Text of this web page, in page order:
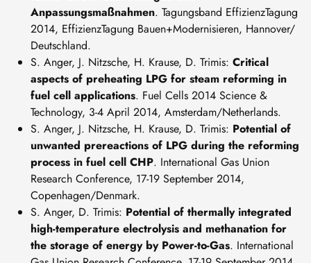
Anpassungsmaßnahmen. Tagungsband EffizienzTagung
2014, EffizienzTagung Bauen+Modernisieren, Hannover/
Deutschland.
S. Anger, J. Nitzsche, H. Krause, D. Trimis: Critical
aspects of preheating LPG for steam reforming in
fuel cell applications. Fuel Cells 2014 Science &
Technology, 3-4 April 2014, Amsterdam/Netherlands.
S. Anger, J. Nitzsche, H. Krause, D. Trimis: Potential of
unwanted prereactions of LPG during the reforming
process in fuel cell CHP. International Gas Union
Research Conference, 17-19 September 2014,
Copenhagen/Denmark.
S. Anger, D. Trimis: Potential of thermally integrated
high-temperature electrolysis and methanation for
the storage of energy by Power-to-Gas. International